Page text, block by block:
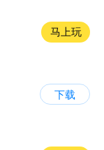
马上玩
下载